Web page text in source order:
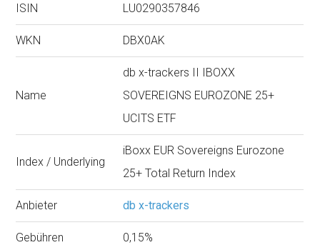
ISIN LU0290357846
WKN DBX0AK
Name
db x-trackers II IBOXX
SOVEREIGNS EUROZONE 25+
UCITS ETF
Index / Underlying
iBoxx EUR Sovereigns Eurozone
25+ Total Return Index
Anbieter db x-trackers
Gebühren 0,15%